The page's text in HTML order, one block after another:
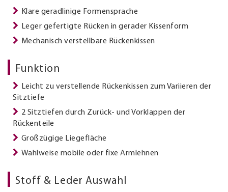
Klare geradlinige Formensprache
Leger gefertigte Rücken in gerader Kissenform
Mechanisch verstellbare Rückenkissen
Funktion
Leicht zu verstellende Rückenkissen zum Variieren der
Sitztiefe
2 Sitztiefen durch Zurück- und Vorklappen der
Rückenteile
Großzügige Liegefläche
Wahlweise mobile oder fixe Armlehnen
Stoff & Leder Auswahl